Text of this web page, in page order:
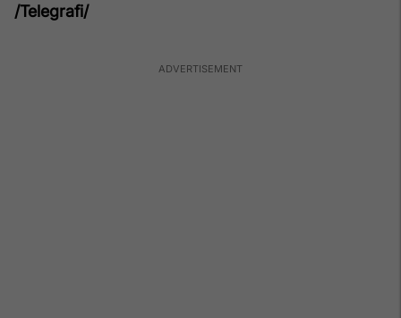
/Telegrafi/